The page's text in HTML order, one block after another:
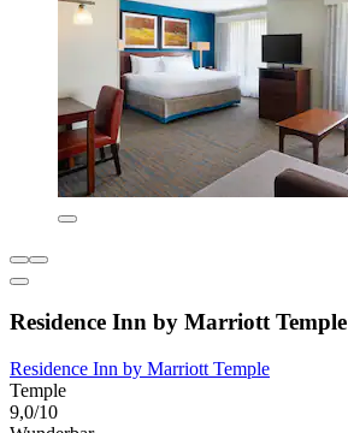
Residence Inn by Marriott Temple
Residence Inn by Marriott Temple
Temple
9,0/10